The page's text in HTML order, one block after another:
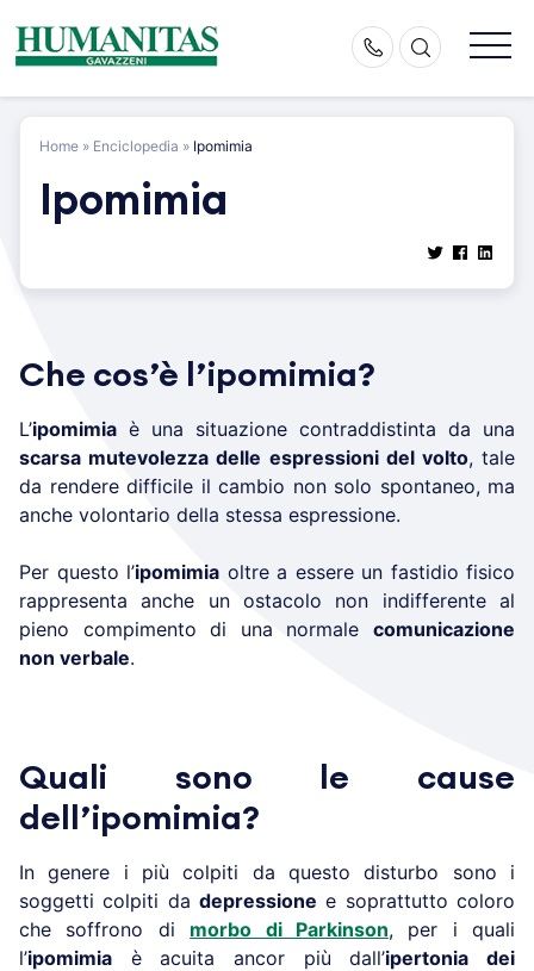
content
Home » Enciclopedia » Ipomimia
Ipomimia
Che cos’è l’ipomimia?
L’ipomimia è una situazione contraddistinta da una
scarsa mutevolezza delle espressioni del volto, tale
da rendere difficile il cambio non solo spontaneo, ma
anche volontario della stessa espressione.
Per questo l’ipomimia oltre a essere un fastidio fisico
rappresenta anche un ostacolo non indifferente al
pieno compimento di una normale comunicazione
non verbale.
Quali sono le cause
dell’ipomimia?
In genere i più colpiti da questo disturbo sono i
soggetti colpiti da depressione e soprattutto coloro
che soffrono di morbo di Parkinson, per i quali
l’ipomimia è acuita ancor più dall’ipertonia dei